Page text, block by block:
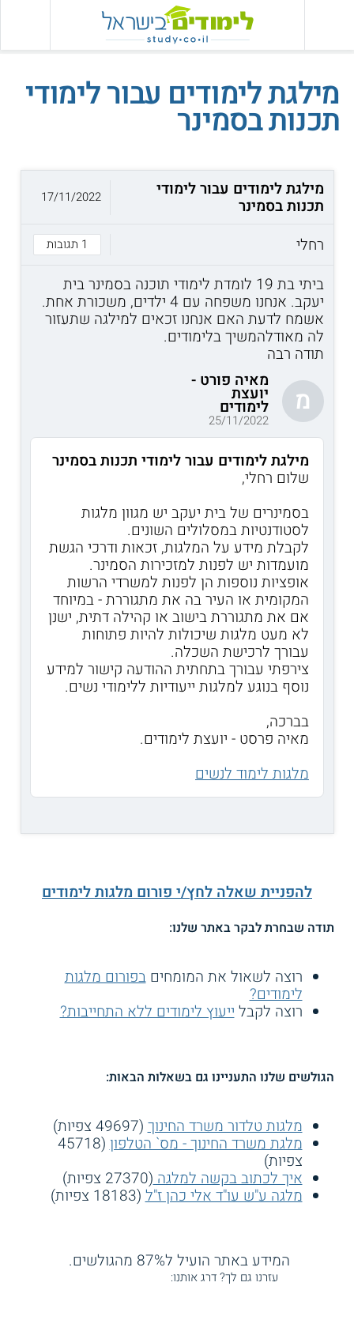
מילגת לימודים עבור לימודי
תכנות בסמינר
מילגת לימודים עבור לימודי
תכנות בסמינר
רחלי
1 תגובות
17/11/2022
ביתי בת 19 לומדת לימודי תוכנה בסמינר בית
יעקב. אנחנו משפחה עם 4 ילדים, משכורת אחת.
אשמח לדעת האם אנחנו זכאים למילגה שתעזור
לה מאודלהמשיך בלימודים.
תודה רבה
מ
מאיה פורט -
יועצת
לימודים
25/11/2022
מילגת לימודים עבור לימודי תכנות בסמינר
שלום רחלי,
בסמינרים של בית יעקב יש מגוון מלגות
לסטודנטיות במסלולים השונים.
לקבלת מידע על המלגות, זכאות ודרכי הגשת
מועמדות יש לפנות למזכירות הסמינר.
אופציות נוספות הן לפנות למשרדי הרשות
המקומית או העיר בה את מתגוררת - במיוחד
אם את מתגוררת בישוב או קהילה דתית, ישנן
לא מעט מלגות שיכולות להיות פתוחות
עבורך לרכישת השכלה.
צירפתי עבורך בתחתית ההודעה קישור למידע
נוסף בנוגע למלגות ייעודיות ללימודי נשים.
בברכה,
מאיה פרסט - יועצת לימודים.
מלגות לימוד לנשים
להפניית שאלה לחץ/י פורום מלגות לימודים
תודה שבחרת לבקר באתר שלנו:
רוצה לשאול את המומחיםבפורום מלגות
לימודים?
רוצה לקבלייעוץ לימודים ללא התחייבות?
הגולשים שלנו התעניינו גם בשאלות הבאות:
מלגות טלדור משרד החינוך(49697 צפיות)
מלגת משרד החינוך - מס` הטלפון (45718
צפיות)
איך לכתוב בקשה למלגה(27370 צפיות)
מלגה ע"ש עו"ד אלי כהן ז"ל(18183 צפיות)
המידע באתר הועיל ל87% מהגולשים.
עזרנו גם לך? דרג אותנו: